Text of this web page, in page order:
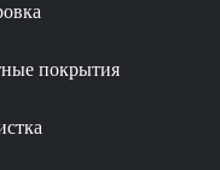
покрытия